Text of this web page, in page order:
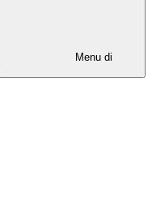
Menu di